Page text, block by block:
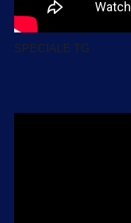
SPECIALE TG